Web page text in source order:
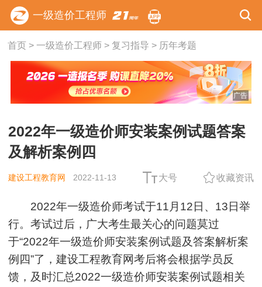
一级造价工程师
首页> 一级造价工程师> 复习指导 > 历年考题
广告
2022年一级造价师安装案例试题答案
及解析案例四
建设工程教育网 2022-11-13 大号 收藏资讯
2022年一级造价师考试于11月12日、13日举
行。考试过后，广大考生最关心的问题莫过
于“2022年一级造价师安装案例试题及答案解析案
例四”了，建设工程教育网考后将会根据学员反
馈，及时汇总2022一级造价师安装案例试题相关